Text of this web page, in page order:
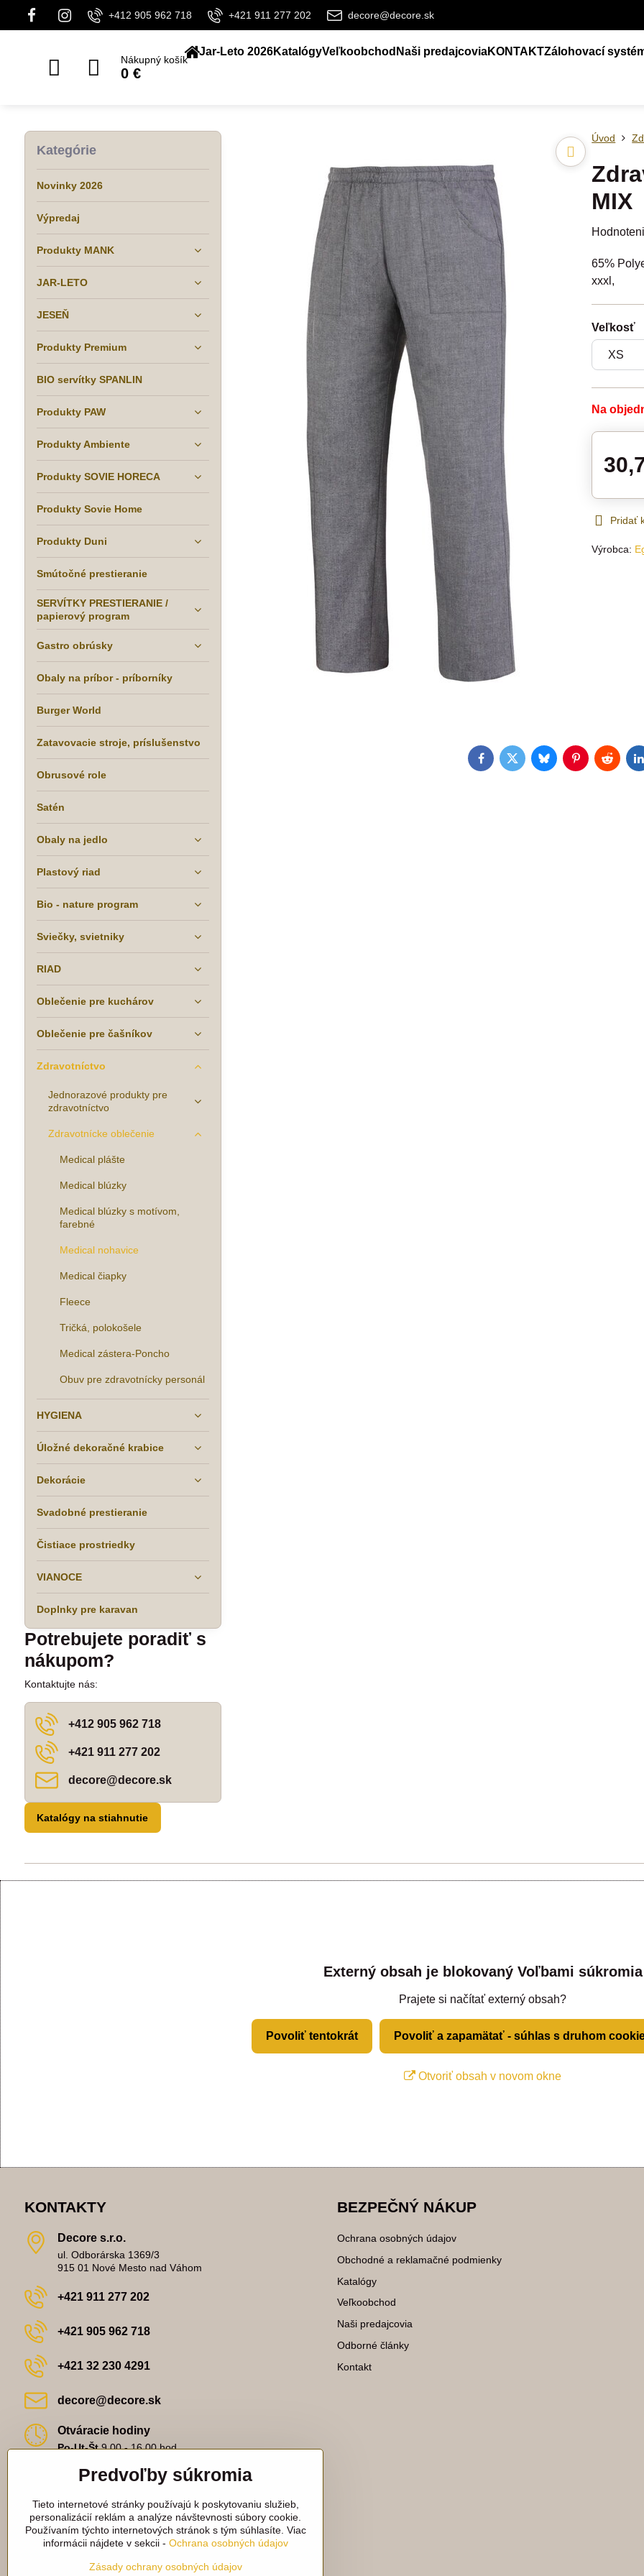
+412 905 962 718 +421 911 277 202 decore@decore.sk
Nákupný košík
0 €
Jar-Leto 2026KatalógyVeľkoobchod Naši predajcoviaKONTAKTZálohovací
Úvod
MIX
65%
xxxl,
Veľkosť
Na
Pridať
Výrobca:
FacebookTwitterBlueskyPinterestReddit
Kategórie
Novinky 2026
Výpredaj
Produkty MANK
JAR-LETO
JESEŇ
Produkty Premium
BIO servítky SPANLIN
Produkty PAW
Produkty Ambiente
Produkty SOVIE HORECA
Produkty Sovie Home
Produkty Duni
Smútočné prestieranie
SERVÍTKY PRESTIERANIE /
papierový program
Gastro obrúsky
Obaly na príbor - príborníky
Burger World
Zatavovacie stroje, príslušenstvo
Obrusové role
Satén
Obaly na jedlo
Plastový riad
Bio - nature program
Sviečky, svietniky
RIAD
Oblečenie pre kuchárov
Oblečenie pre čašníkov
Zdravotníctvo
Jednorazové produkty pre
zdravotníctvo
Zdravotnícke oblečenie
Medical plášte
Medical blúzky
Medical blúzky s motívom,
farebné
Medical nohavice
Medical čiapky
Fleece
Tričká, polokošele
Medical zástera-Poncho
Obuv pre zdravotnícky personál
HYGIENA
Úložné dekoračné krabice
Dekorácie
Svadobné prestieranie
Čistiace prostriedky
VIANOCE
Doplnky pre karavan
Potrebujete poradiť s
nákupom?
Kontaktujte nás:
+412 905 962 718
+421 911 277 202
decore​@decore​.sk
Katalógy na stiahnutie
Externý obsah je blokovaný Voľbami súkromia
Prajete si načítať externý obsah?
Povoliť tentokrát Povoliť a zapamätať - súhlas s druhom
Otvoriť obsah v novom okne
KONTAKTY
Decore s​.r​.o​.
ul. Odborárska 1369/3
915 01 Nové Mesto nad Váhom
+421 911 277 202
+421 905 962 718
+421 32 230 4291
decore​@decore​.sk
Otváracie hodiny
Po-Ut-Št9,00 - 16,00 hod.
9,00 - 14,00 hod.
Fakturačné údaje:
Decore s.r.o.
Lieskovská 2542/13
915 01 Nové Mesto nad Váhom
IČ DPH - 2022782762
BEZPEČNÝ NÁKUP
Ochrana osobných údajov
Obchodné a reklamačné podmienky
Katalógy
Veľkoobchod
Naši predajcovia
Odborné články
Kontakt
Predvoľby súkromia
Tieto internetové stránky používajú k poskytovaniu služieb,
personalizácií reklám a analýze návštevnosti súbory cookie.
Používaním týchto internetových stránok s tým súhlasíte. Viac
informácii nájdete v sekcii - Ochrana osobných údajov
Zásady ochrany osobných údajov